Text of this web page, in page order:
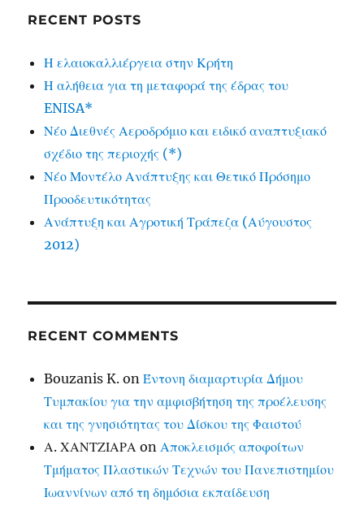
RECENT POSTS
Η ελαιοκαλλιέργεια στην Κρήτη
Η αλήθεια για τη μεταφορά της έδρας του
ENISA*
Νέο Διεθνές Αεροδρόμιο και ειδικό αναπτυξιακό
σχέδιο της περιοχής (*)
Νέο Μοντέλο Ανάπτυξης και Θετικό Πρόσημο
Προοδευτικότητας
Ανάπτυξη και Αγροτική Τράπεζα (Αύγουστος
2012)
RECENT COMMENTS
Bouzanis K. onΈντονη διαμαρτυρία Δήμου
Τυμπακίου για την αμφισβήτηση της προέλευσης
και της γνησιότητας του Δίσκου της Φαιστού
Α. ΧΑΝΤΖΙΑΡΑ onΑποκλεισμός αποφοίτων
Τμήματος Πλαστικών Τεχνών του Πανεπιστημίου
Ιωαννίνων από τη δημόσια εκπαίδευση